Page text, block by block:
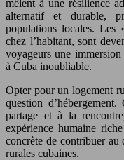
mêlent à une résilience
alternatif et durable,
populations locales. Les
chez l’habitant, sont
voyageurs une
à Cuba inoubliable.
Opter pour un logement
question
partage et à la
expérience humaine
concrète de contribuer au
rurales cubaines.